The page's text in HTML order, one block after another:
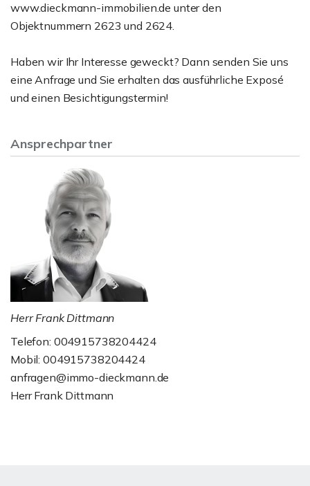
www.dieckmann-immobilien.de unter den
Objektnummern 2623 und 2624.
Haben wir Ihr Interesse geweckt? Dann senden Sie uns
eine Anfrage und Sie erhalten das ausführliche Exposé
und einen Besichtigungstermin!
Ansprechpartner
Herr Frank Dittmann
Telefon: 004915738204424
Mobil: 004915738204424
anfragen@immo-dieckmann.de
Herr Frank Dittmann